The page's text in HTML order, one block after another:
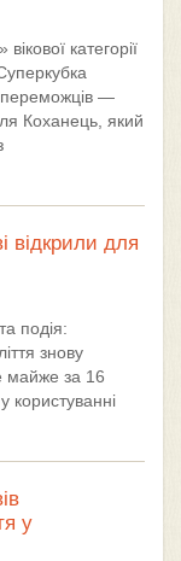
категорії
переможців —
Коханець, який
відкрили для
подія:
знову
майже за 16
користуванні
у